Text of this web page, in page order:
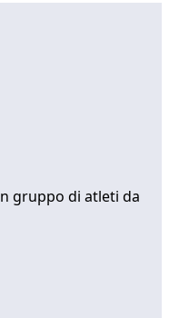
gruppo di atleti da